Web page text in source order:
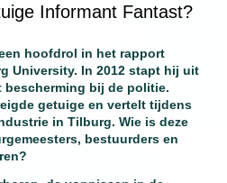
Informant Fantast?
hoofdrol in het rapport
University. In 2012 stapt hij uit
bij de politie.
getuige en vertelt tijdens
in Tilburg. Wie is deze
bestuurders en